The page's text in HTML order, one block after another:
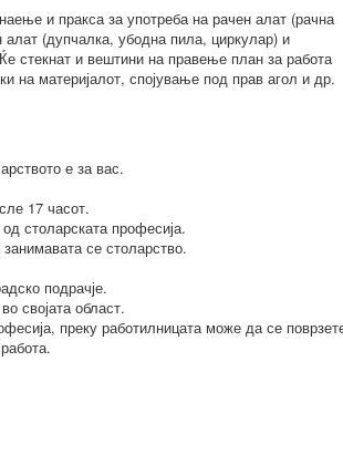
и пракса за употреба на рачен алат (рачна
алат (дупчалка, убодна пила, циркулар) и
стекнат и вештини на правење план за работа
на материјалот, спојување под прав агол и др.
е за вас.
17 часот.
столарската професија.
се столарство.
подрачје.
својата област.
преку работилницата може да се